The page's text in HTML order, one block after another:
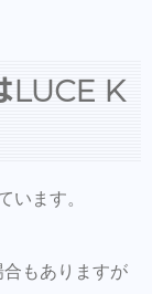
購入を受け
い合わせ下
LUCE K
います。
もありますが